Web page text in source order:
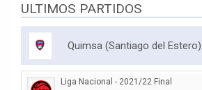
ULTIMOS PARTIDOS
Quimsa (Santiago del Estero)
Liga Nacional - 2021/22 Final